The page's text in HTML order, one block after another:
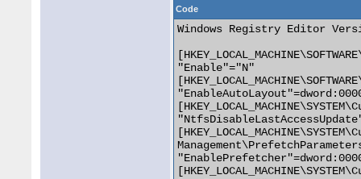
Code
Windows Registry Editor
"Enable"="N"